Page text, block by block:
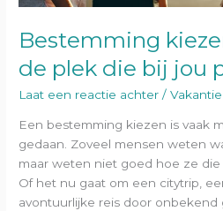
Bestemming
de plek die bij jou
Laat een reactie achter /Vakantie
Een bestemming kiezen is vaak
gedaan. Zoveel mensen weten
maar weten niet goed hoe ze
Of het nu gaat om een citytrip,
avontuurlijke reis door onbekend